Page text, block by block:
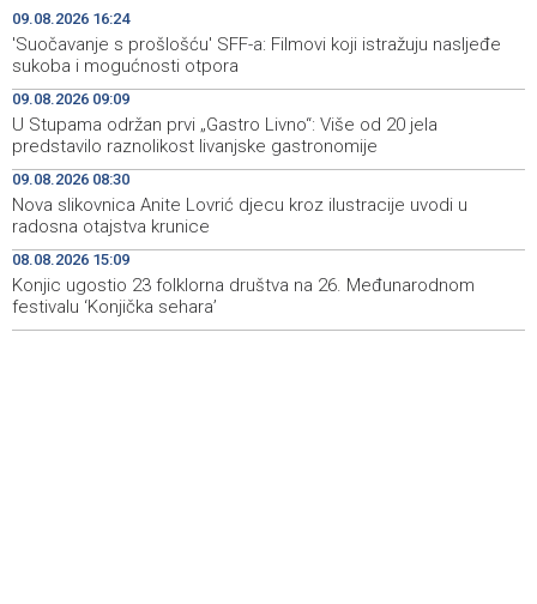
16:06
Sarajevo Film Festival brings special Youth Program to
Tuzla
Posuški turnir 'Kamen, krš i maslina' potvrdio svoj ugled,
Kukoč ponovno na Topali
15:40 Priopćenje za javnost HDZ 1990
14:53
Pentagon pozvao američke odbrambene firme da
ubrzaju proizvodnju oružja usred iscrpljenih zaliha
14:39
Svečano otvoren 26. Cazin Grand Prix, staza 'Krajiška
zmija' ponovo okupila ljubitelje motosporta
09.08.2026 16:24
'Suočavanje s prošlošću' SFF-a: Filmovi koji istražuju nasljeđe
sukoba i mogućnosti otpora
09.08.2026 09:09
U Stupama održan prvi „Gastro Livno“: Više od 20 jela
predstavilo raznolikost livanjske gastronomije
09.08.2026 08:30
Nova slikovnica Anite Lovrić djecu kroz ilustracije uvodi u
radosna otajstva krunice
08.08.2026 15:09
Konjic ugostio 23 folklorna društva na 26. Međunarodnom
festivalu ‘Konjička sehara’